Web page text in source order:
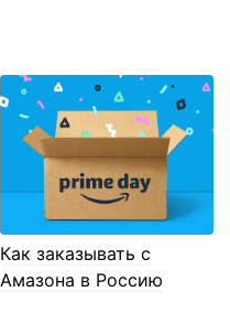
Как заказывать с
Амазона в Россию